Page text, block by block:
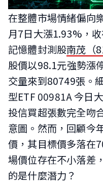
在整體市場情緒偏向
月7日大漲1.93%，
記憶體封測股南茂（
股價以98.1元強勢漲
交量來到80749張。
型ETF 00981A 今日
投信買超張數完全吻
意圖。然而，回顧今
價，其目標價多落在
場價位存在不小落差
的是什麼潛力？